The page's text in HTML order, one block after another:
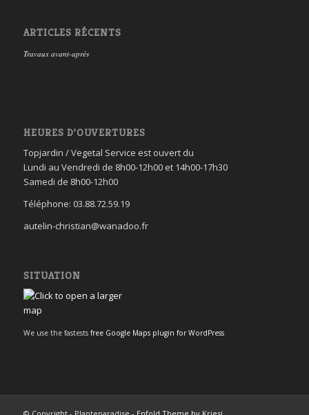
ARTICLES RÉCENTS
Travaux avant-après
HEURES D’OUVERTURES
Topjardin / Vegetal Service est ouvert du
Lundi au Vendredi de 8h00-12h00 et 14h00-17h30
Samedi de 8h00-12h00
Téléphone: 03.88.72.59.19
autelin-christian@wanadoo.fr
SITUATION
We use the fastests free Google Maps plugin for WordPress